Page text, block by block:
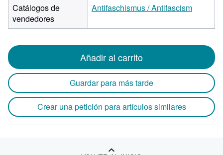
Catálogos de
vendedores
Antifaschismus / Antifascism
Añadir al carrito
Guardar para más tarde
Crear una petición para artículos similares